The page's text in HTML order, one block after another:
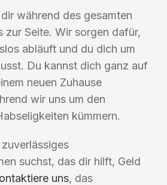
während des gesamten
zur Seite. Wir sorgen dafür,
abläuft und du dich um
Du kannst dich ganz auf
neuen Zuhause
wir uns um den
kümmern.
suchst, das dir hilft, Geld
uns, das